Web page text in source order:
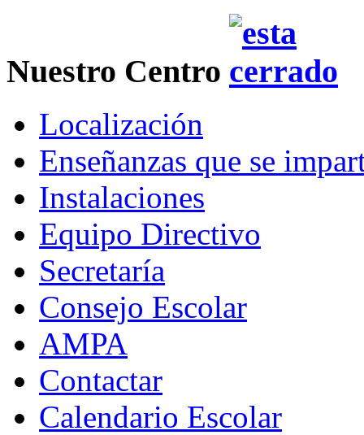
Nuestro Centro
Localización
Enseñanzas que se
Instalaciones
Equipo Directivo
Secretaría
Consejo Escolar
AMPA
Contactar
Calendario Escolar